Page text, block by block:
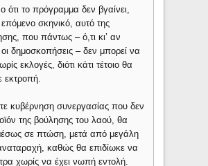
ότι το πρόγραμμα δεν βγαίνει,
επόμενο σκηνικό, αυτό της
που πάντως – ό,τι κι’ αν
δημοσκοπήσεις – δεν μπορεί να
εκλογές, διότι κάτι τέτοιο θα
εκτροπή.
κυβέρνηση συνεργασίας που δεν
της βούλησης του λαού, θα
σε πτώση, μετά από μεγάλη
καθώς θα επιδίωκε να
χωρίς να έχει νωπή εντολή.